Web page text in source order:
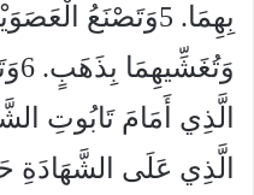
بِهِمَا. 5وَتَصْنَعُ
الَّذِي أَمَامَ تَابُوتِ